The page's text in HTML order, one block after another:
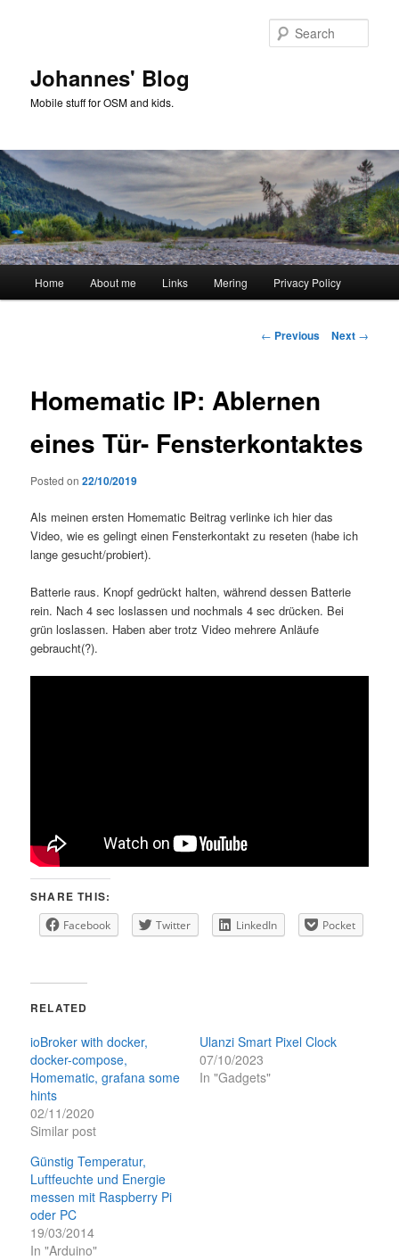
Johannes' Blog
Mobile stuff for OSM and kids.
Home About me Links Mering Privacy Policy
Post
← Previous Next →
Homematic IP: Ablernen
eines Tür- Fensterkontaktes
Posted on22/10/2019
Als meinen ersten Homematic Beitrag verlinke ich hier das
Video, wie es gelingt einen Fensterkontakt zu reseten (habe ich
lange gesucht/probiert).
Batterie raus. Knopf gedrückt halten, während dessen Batterie
rein. Nach 4 sec loslassen und nochmals 4 sec drücken. Bei
grün loslassen. Haben aber trotz Video mehrere Anläufe
gebraucht(?).
SHARE THIS:
Facebook Twitter LinkedIn Pocket
RELATED
ioBroker with docker,
docker-compose,
Homematic, grafana some
hints
02/11/2020
Similar post
Ulanzi Smart Pixel Clock
07/10/2023
In "Gadgets"
Günstig Temperatur,
Luftfeuchte und Energie
messen mit Raspberry Pi
oder PC
19/03/2014
In "Arduino"